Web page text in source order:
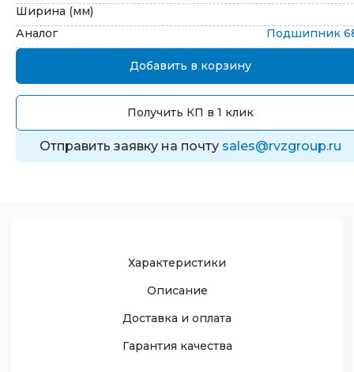
Ширина (мм)
Аналог
Подшипник
Добавить в корзину
Получить КП в 1 клик
Отправить заявку на почту sales@rvzgroup.ru
Характеристики
Описание
Доставка и оплата
Гарантия качества